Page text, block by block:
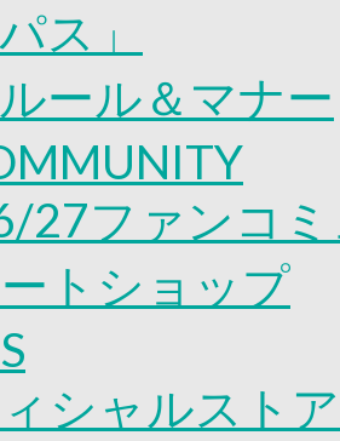
ス」
ール＆マナー
27ファンコ
トショップ
シャルスト